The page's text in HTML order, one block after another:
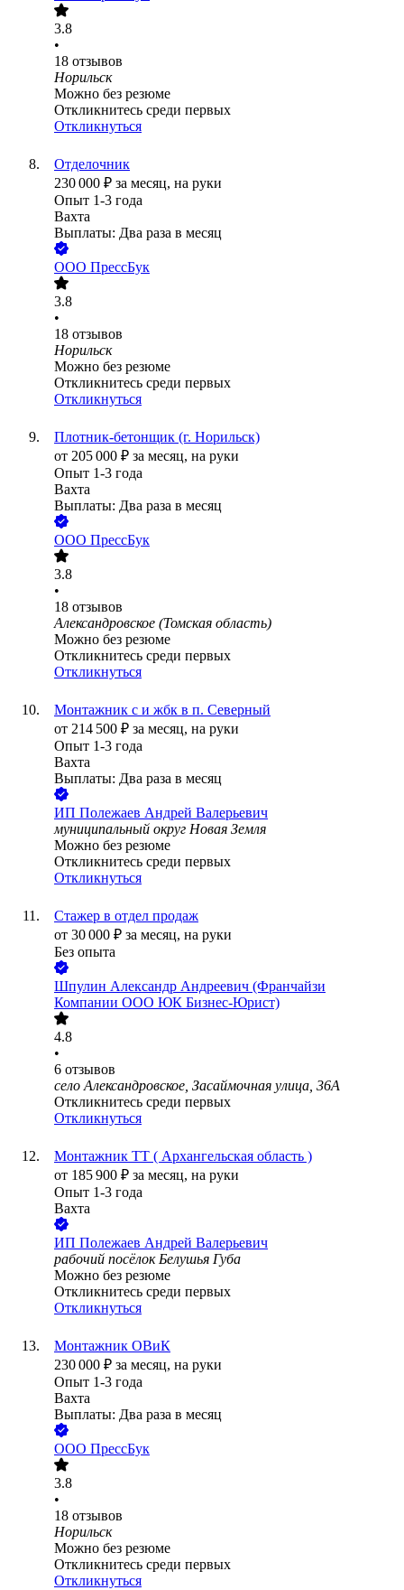
3.8
•
18 отзывов
Норильск
Можно без резюме
Откликнитесь среди первых
Откликнуться
Отделочник
230 000 ₽ за месяц, на руки
Опыт 1-3 года
Вахта
Выплаты: Два раза в месяц
ООО ПрессБук
3.8
•
18 отзывов
Норильск
Можно без резюме
Откликнитесь среди первых
Откликнуться
Плотник-бетонщик (г. Норильск)
от 205 000 ₽ за месяц, на руки
Опыт 1-3 года
Вахта
Выплаты: Два раза в месяц
ООО ПрессБук
3.8
•
18 отзывов
Александровское (Томская область)
Можно без резюме
Откликнитесь среди первых
Откликнуться
Монтажник с и жбк в п. Северный
от 214 500 ₽ за месяц, на руки
Опыт 1-3 года
Вахта
Выплаты: Два раза в месяц
ИП Полежаев Андрей Валерьевич
муниципальный округ Новая Земля
Можно без резюме
Откликнитесь среди первых
Откликнуться
Стажер в отдел продаж
от 30 000 ₽ за месяц, на руки
Без опыта
Шпулин Александр Андреевич (Франчайзи
Компании ООО ЮК Бизнес-Юрист)
4.8
•
6 отзывов
село Александровское, Засаймочная улица, 36А
Откликнитесь среди первых
Откликнуться
Монтажник ТТ ( Архангельская область )
от 185 900 ₽ за месяц, на руки
Опыт 1-3 года
Вахта
ИП Полежаев Андрей Валерьевич
рабочий посёлок Белушья Губа
Можно без резюме
Откликнитесь среди первых
Откликнуться
Монтажник ОВиК
230 000 ₽ за месяц, на руки
Опыт 1-3 года
Вахта
Выплаты: Два раза в месяц
ООО ПрессБук
3.8
•
18 отзывов
Норильск
Можно без резюме
Откликнитесь среди первых
Откликнуться